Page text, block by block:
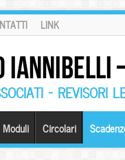
LINK
– REVISORI
Moduli Circolari